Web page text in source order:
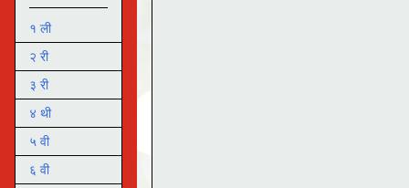
१ ली
२ री
३ री
४ थी
५ वी
६ वी